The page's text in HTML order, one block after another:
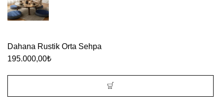
Dahana Rustik Orta Sehpa
195.000,00₺